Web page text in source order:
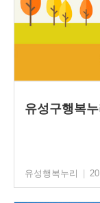
유성구행복
유성행복누리